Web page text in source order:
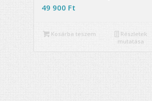
49 900 Ft
Kosárba teszem
Részletek
mutatása